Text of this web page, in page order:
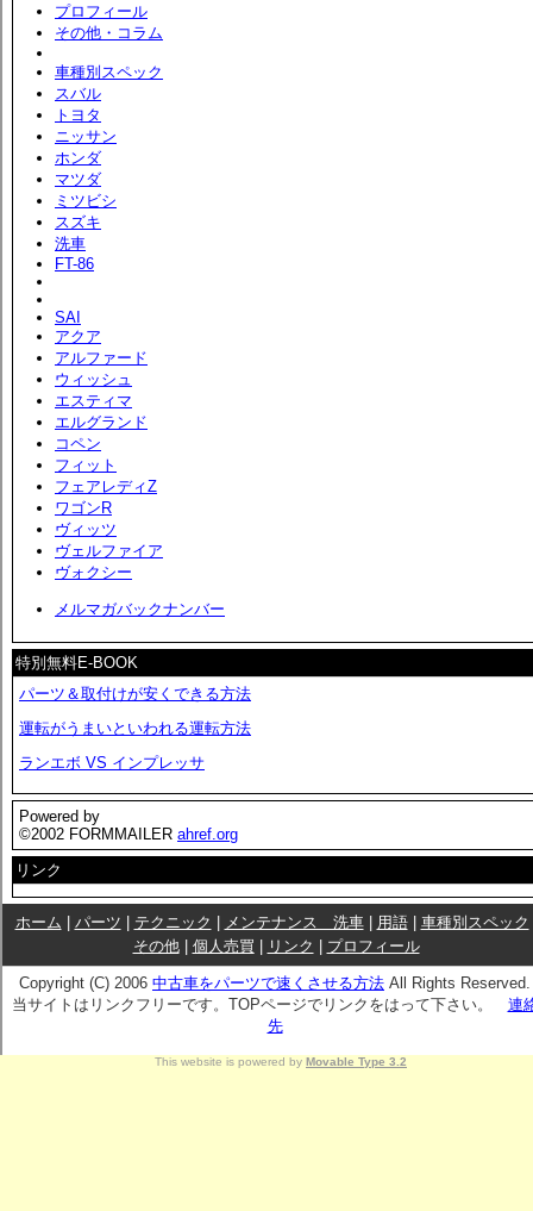
プロフィール
その他・コラム
車種別スペック
スバル
トヨタ
ニッサン
ホンダ
マツダ
ミツビシ
スズキ
洗車
FT-86
SAI
アクア
アルファード
ウィッシュ
エスティマ
エルグランド
コペン
フィット
フェアレディZ
ワゴンR
ヴィッツ
ヴェルファイア
ヴォクシー
メルマガバックナンバー
特別無料E-BOOK
パーツ＆取付けが安くできる方法
運転がうまいといわれる運転方法
ランエボ VS インプレッサ
Powered by
©2002 FORMMAILER ahref.org
リンク
ホーム パーツ テクニック メンテナンス 洗車| 用語| 車種別スペック
その他| 個人売買 リンク プロフィール
Copyright (C) 2006 中古車をパーツで速くさせる方法 All Rights Reserved.
当サイトはリンクフリーです。TOPページでリンクをはって下さい。 連
先
This website is powered by Movable Type 3.2